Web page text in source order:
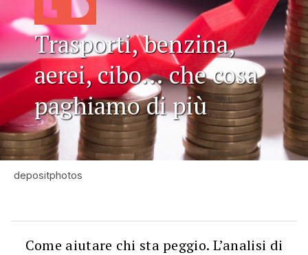
Trasporti, benzina,
aerei, cibo... che cosa
paghiamo di più
depositphotos
Come aiutare chi sta peggio. L’analisi di